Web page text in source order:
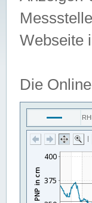
Webseite
Die